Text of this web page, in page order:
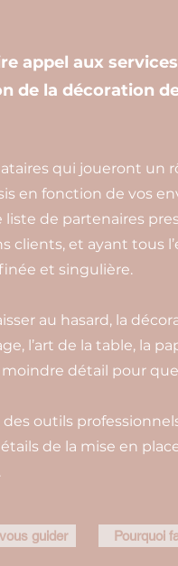
appel aux
de la décoration
qui joueront un
en fonction de vos
liste de partenaires
clients, et ayant tous
et singulière.
au hasard, la
l’art de la table, la
détail pour
outils
de la mise en
guider Pourquoi